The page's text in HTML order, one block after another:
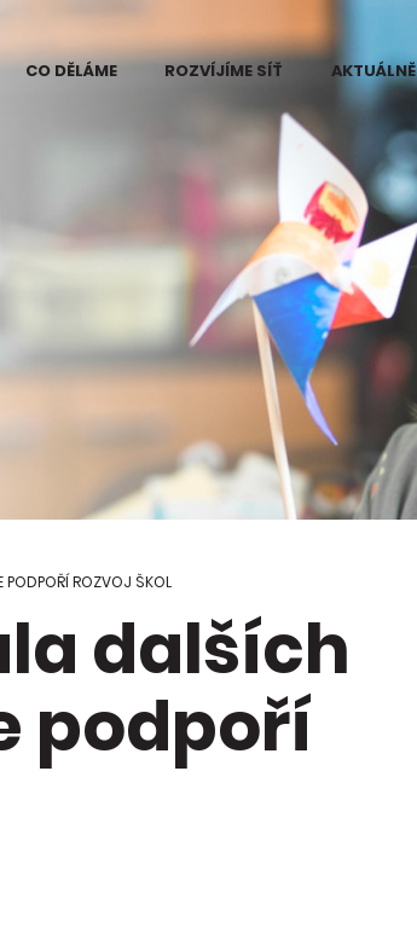
CO DĚLÁME
Kde vidíme problém
Projekt Eduzměna
Co děláme na
Kutnohorsku
Šumpersko-
Zábřežsku
Měníme postoj ke
Koordinace dárců
ROZVÍJÍME SÍŤ AKTUÁLNĚ
PODPOŘÍ ROZVOJ ŠKOL
dalších
podpoří